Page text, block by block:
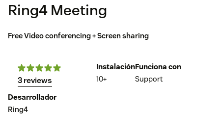
Ring4 Meeting
Free Video conferencing + Screen sharing
3 reviews
Instalación
10+
Funciona con
Support
Desarrollador
Ring4